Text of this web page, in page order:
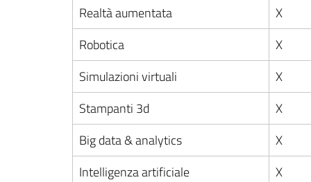
Realtà aumentata
X
Robotica
X
Simulazioni virtuali
X
Stampanti 3d
X
Big data & analytics
X
Intelligenza artificiale
X